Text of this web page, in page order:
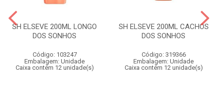
SH ELSEVE 200ML LONGO
DOS SONHOS
Código: 103247
Embalagem: Unidade
Caixa contém 12 unidade(s)
SH ELSEVE 200ML CACHOS
DOS SONHOS
Código: 319366
Embalagem: Unidade
Caixa contém 12 unidade(s)